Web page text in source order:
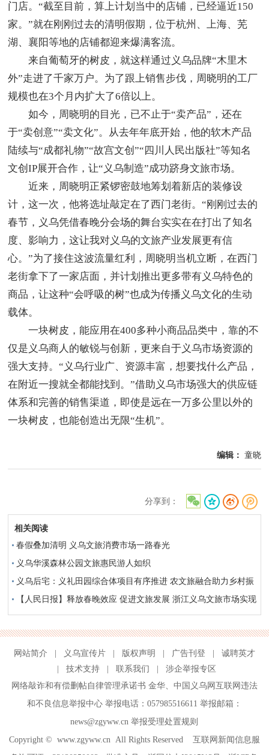
门店。“截至目前，算上计划当中的店铺，已经逼近150
家。”就在刚刚过去的清明假期，位于杭州、上海、芜
湖、襄阳等地的店铺都迎来爆满客流。
来自葡萄牙的树皮，就这样通过义乌品牌“木里木
外”走进了千家万户。为了跟上销售步伐，周晓明的工厂
规模也在3个月内扩大了6倍以上。
如今，周晓明的目光，已不止于“卖产品”，还在
于“卖创意”“卖文化”。从去年年底开始，他的软木产品
陆续与“成都礼物”“故宫文创”“四川人民出版社”等知名
文创IP展开合作，让“义乌制造”成功跻身文旅市场。
近来，周晓明正紧锣密鼓地筹划着新店的装修设
计，这一次，他将选址敲定在了西门老街。“刚刚过去的
春节，义乌凭借春晚分会场的舞台实实在在打出了知名
度、影响力，这让我对义乌的文旅产业发展更有信
心。”为了接住这波流量红利，周晓明当机立断，在西门
老街拿下了一家店面，并计划推出更多带有义乌特色的
商品，让这种“会呼吸的树”也成为传播义乌文化的生动
载体。
一块树皮，能应用在400多种小商品品类中，靠的不
仅是义乌商人的敏锐与创新，更来自于义乌市场资源的
强大支持。“义乌行业广、资源丰富，想要找什么产品，
在附近一搜就全都能找到。”借助义乌市场强大的供应链
体系和完善的销售渠道，即使是远在一万多公里以外的
一块树皮，也能创造出无限“生机”。
编辑： 童晓
分享到：
相关阅读
春假叠加清明 义乌文旅消费市场一路春光
义乌华溪森林公园文旅惠民游人如织
义乌后宅：义礼田园综合体项目有序推进 农文旅融合助力乡村振
兴
【人民日报】释放春晚效应 促进文旅发展 浙江义乌文旅市场实现
新春“开门红”
网站简介 | 义乌宣传片 | 版权声明 | 广告刊登 |
诚聘英才
|
技术支持 | 联系我们 |
涉企举报专区
网络敲诈和有偿删帖自律管理承诺书 金华、 中国义乌网互联网违法
和不良信息举报中心举报电话：057985516611 举报邮箱：
news@zgyww.cn举报受理处置规则
Copyright © www.zgyww.cn All Rights Reserved 互联网新闻信息服